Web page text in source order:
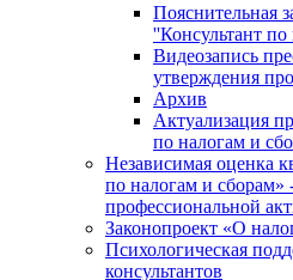
Пояснительная
''Консультант
Видеозапись
утверждения
Архив
Актуализация
по налогам и
Независимая оценка
по налогам и сборам»
профессиональной
Законопроект «О
Психологическая
консультантов